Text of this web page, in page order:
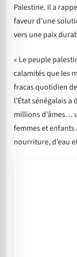
Palestine. Il a
faveur d’une
vers une paix
« Le peuple
calamités que les
fracas quotidien
l’État sénégalais
millions d’âmes…
femmes et
nourriture, d’eau